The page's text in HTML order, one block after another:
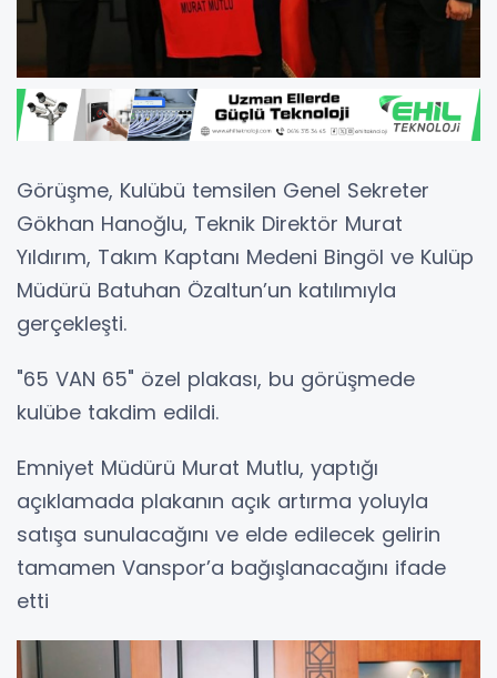
Görüşme, Kulübü temsilen Genel Sekreter
Gökhan Hanoğlu, Teknik Direktör Murat
Yıldırım, Takım Kaptanı Medeni Bingöl ve Kulüp
Müdürü Batuhan Özaltun’un katılımıyla
gerçekleşti.
"65 VAN 65" özel plakası, bu görüşmede
kulübe takdim edildi.
Emniyet Müdürü Murat Mutlu, yaptığı
açıklamada plakanın açık artırma yoluyla
satışa sunulacağını ve elde edilecek gelirin
tamamen Vanspor’a bağışlanacağını ifade
etti